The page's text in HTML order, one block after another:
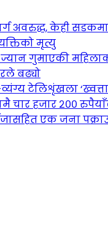
अवरुद्ध, केही
मृत्यु
ज्यान गुमाएकी
बढ्यो
टेलिशृंखला
चार हजार २००
एक जना